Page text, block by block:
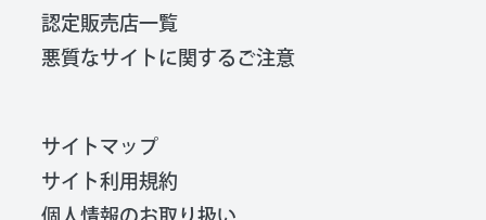
認定販売店一覧
悪質なサイトに関するご注意
サイトマップ
サイト利用規約
個人情報のお取り扱い